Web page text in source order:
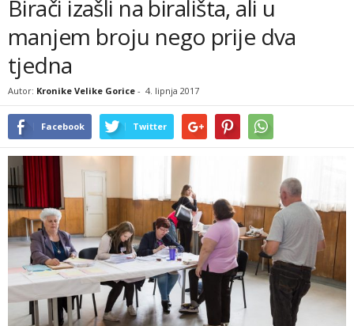
Birači izašli na birališta, ali u
manjem broju nego prije dva
tjedna
Autor: Kronike Velike Gorice - 4. lipnja 2017
Facebook Twitter